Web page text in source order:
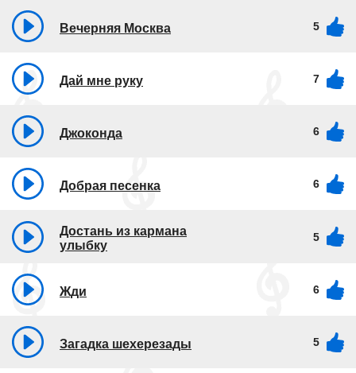
Вечерняя Москва 5
Дай мне руку 7
Джоконда 6
Добрая песенка 6
Достань из кармана
улыбку
5
Жди 6
Загадка шехерезады 5